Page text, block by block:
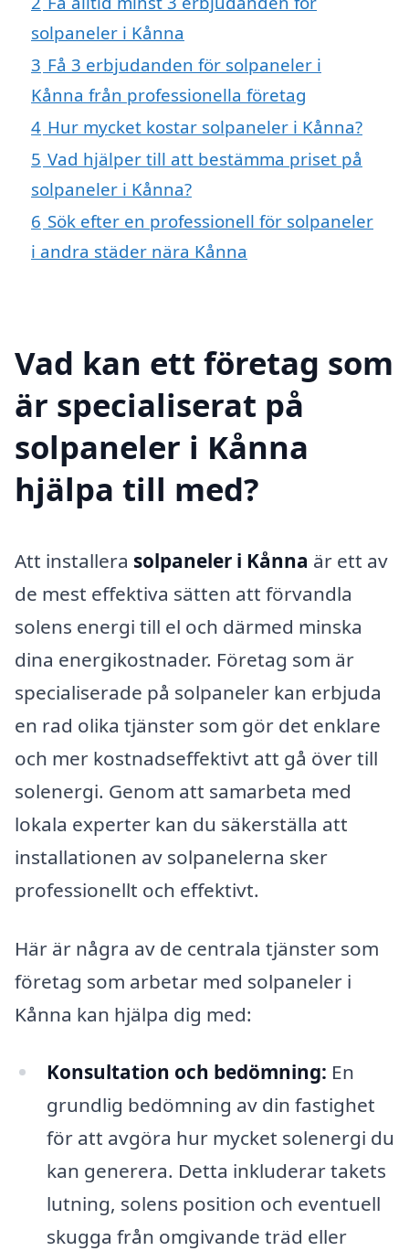
solpaneler i Kånna
3 Få 3 erbjudanden för solpaneler i
Kånna från professionella företag
4 Hur mycket kostar solpaneler i Kånna?
5 Vad hjälper till att bestämma priset på
solpaneler i Kånna?
6 Sök efter en professionell för solpaneler
i andra städer nära Kånna
Vad kan ett företag som
är specialiserat på
solpaneler i Kånna
hjälpa till med?
Att installera solpaneler i Kånna är ett av
de mest effektiva sätten att förvandla
solens energi till el och därmed minska
dina energikostnader. Företag som är
specialiserade på solpaneler kan erbjuda
en rad olika tjänster som gör det enklare
och mer kostnadseffektivt att gå över till
solenergi. Genom att samarbeta med
lokala experter kan du säkerställa att
installationen av solpanelerna sker
professionellt och effektivt.
Här är några av de centrala tjänster som
företag som arbetar med solpaneler i
Kånna kan hjälpa dig med:
Konsultation och bedömning: En
grundlig bedömning av din fastighet
för att avgöra hur mycket solenergi du
kan generera. Detta inkluderar takets
lutning, solens position och eventuell
skugga från omgivande träd eller